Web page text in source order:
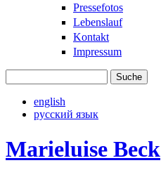
Pressefotos
Lebenslauf
Kontakt
Impressum
english
русский язык
Marieluise Beck